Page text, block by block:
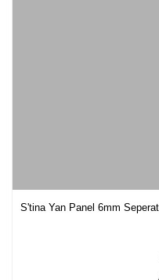
S'tina Yan Panel 6mm